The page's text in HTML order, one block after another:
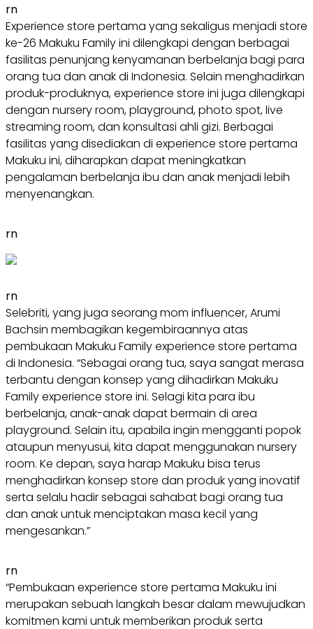
rn
Experience store pertama yang sekaligus menjadi store
ke-26 Makuku Family ini dilengkapi dengan berbagai
fasilitas penunjang kenyamanan berbelanja bagi para
orang tua dan anak di Indonesia. Selain menghadirkan
produk-produknya, experience store ini juga dilengkapi
dengan nursery room, playground, photo spot, live
streaming room, dan konsultasi ahli gizi. Berbagai
fasilitas yang disediakan di experience store pertama
Makuku ini, diharapkan dapat meningkatkan
pengalaman berbelanja ibu dan anak menjadi lebih
menyenangkan.
rn
rn
Selebriti, yang juga seorang mom influencer, Arumi
Bachsin membagikan kegembiraannya atas
pembukaan Makuku Family experience store pertama
di Indonesia. “Sebagai orang tua, saya sangat merasa
terbantu dengan konsep yang dihadirkan Makuku
Family experience store ini. Selagi kita para ibu
berbelanja, anak-anak dapat bermain di area
playground. Selain itu, apabila ingin mengganti popok
ataupun menyusui, kita dapat menggunakan nursery
room. Ke depan, saya harap Makuku bisa terus
menghadirkan konsep store dan produk yang inovatif
serta selalu hadir sebagai sahabat bagi orang tua
dan anak untuk menciptakan masa kecil yang
mengesankan.”
rn
“Pembukaan experience store pertama Makuku ini
merupakan sebuah langkah besar dalam mewujudkan
komitmen kami untuk memberikan produk serta